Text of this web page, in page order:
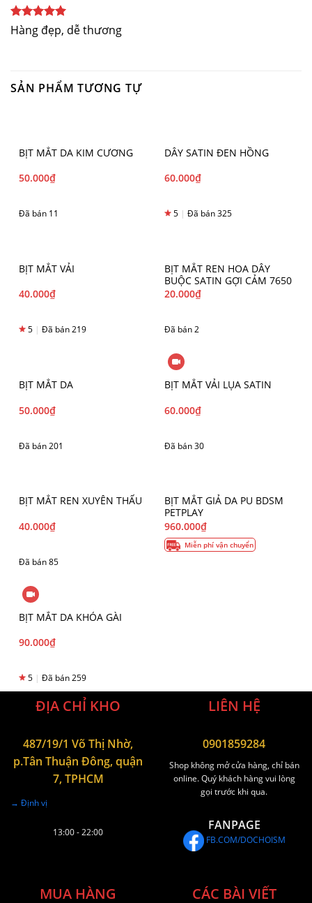
Được xếp
hạng5
5
Hàng đẹp, dễ thương
SẢN PHẨM TƯƠNG TỰ
BỊT MẮT DA KIM CƯƠNG
50.000₫
Đã bán 11
DÂY SATIN ĐEN HỒNG
60.000₫
5 | Đã bán 325
BỊT MẮT VẢI
40.000₫
5 | Đã bán 219
BỊT MẮT REN HOA DÂY
BUỘC SATIN GỢI CẢM 7650
20.000₫
Đã bán 2
BỊT MẮT DA
50.000₫
Đã bán 201
BỊT MẮT VẢI LỤA SATIN
60.000₫
Đã bán 30
BỊT MẮT REN XUYÊN THẤU
40.000₫
Đã bán 85
BỊT MẮT GIẢ DA PU BDSM
PETPLAY
960.000₫
Miễn phí vận chuyển
BỊT MẮT DA KHÓA GÀI
90.000₫
5 | Đã bán 259
ĐỊA CHỈ KHO
487/19/1 Võ Thị Nhờ,
p.Tân Thuận Đông, quận
7, TPHCM
→ Định vị
13:00 - 22:00
LIÊN HỆ
0901859284
Shop không mở cửa hàng, chỉ bán
online. Quý khách hàng vui lòng
gọi trước khi qua.
FANPAGE
FB.COM/DOCHOISM
MUA HÀNG CÁC BÀI VIẾT